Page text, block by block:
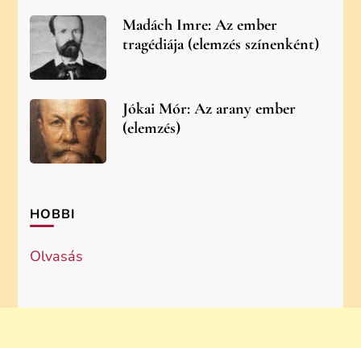
Madách Imre: Az ember
tragédiája (elemzés színenként)
Jókai Mór: Az arany ember
(elemzés)
HOBBI
Olvasás